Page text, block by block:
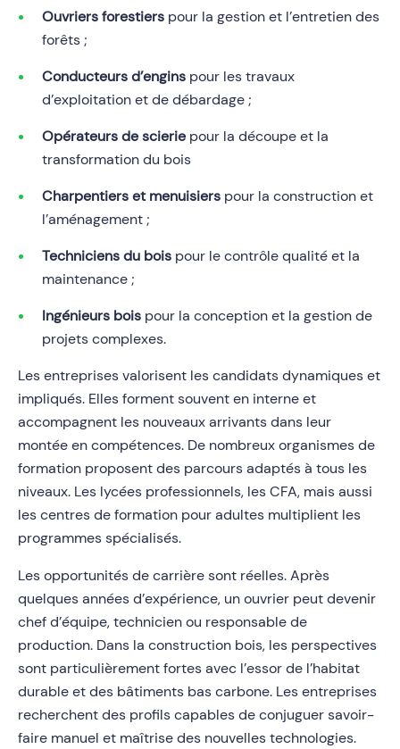
Ouvriers forestiers pour la gestion et l’entretien des
forêts ;
Conducteurs d’engins pour les travaux
d’exploitation et de débardage ;
Opérateurs de scierie pour la découpe et la
transformation du bois
Charpentiers et menuisiers pour la construction et
l’aménagement ;
Techniciens du bois pour le contrôle qualité et la
maintenance ;
Ingénieurs bois pour la conception et la gestion de
projets complexes.
Les entreprises valorisent les candidats dynamiques et
impliqués. Elles forment souvent en interne et
accompagnent les nouveaux arrivants dans leur
montée en compétences. De nombreux organismes de
formation proposent des parcours adaptés à tous les
niveaux. Les lycées professionnels, les CFA, mais aussi
les centres de formation pour adultes multiplient les
programmes spécialisés.
Les opportunités de carrière sont réelles. Après
quelques années d’expérience, un ouvrier peut devenir
chef d’équipe, technicien ou responsable de
production. Dans la construction bois, les perspectives
sont particulièrement fortes avec l’essor de l’habitat
durable et des bâtiments bas carbone. Les entreprises
recherchent des profils capables de conjuguer savoir-
faire manuel et maîtrise des nouvelles technologies.